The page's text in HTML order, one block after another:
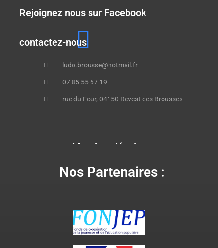
Rejoignez nous sur Facebook
contactez-nous
ludo.brousse@hotmail.fr
07 85 55 67 19
rue du Four, 04150 Revest des Brousses
Mentions légales
Nos Partenaires :